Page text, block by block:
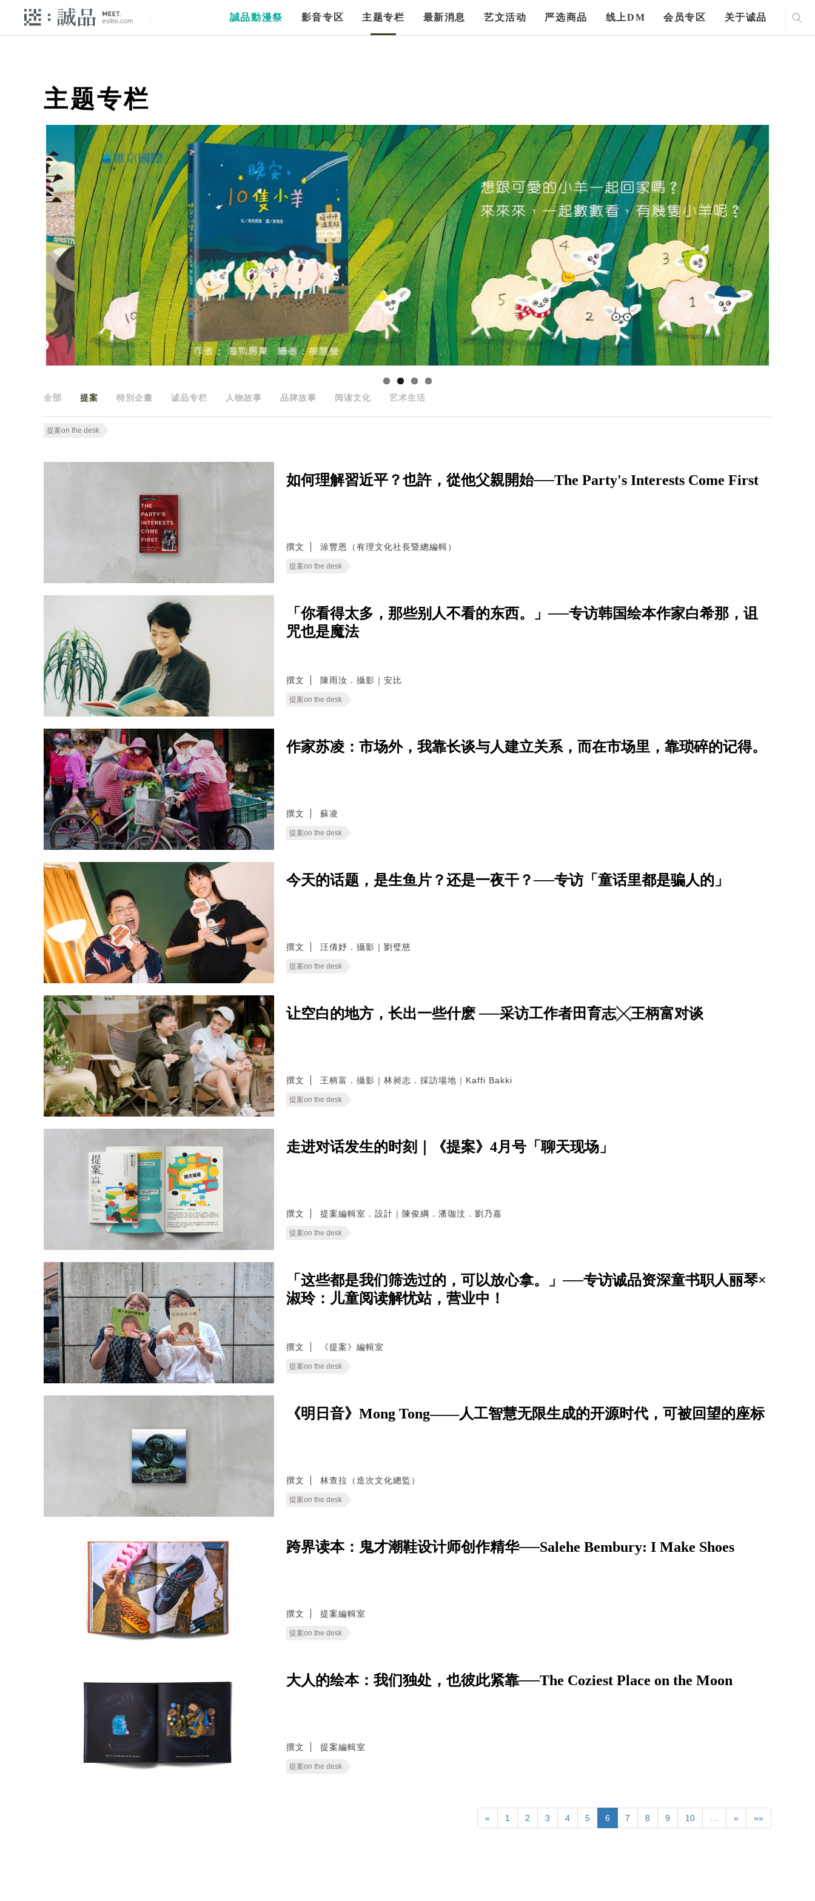
誠品動漫祭 影音专区 主题专栏 最新消息 艺文活动 严选商品 线上DM 会员专区 关于诚品
主题专栏
全部 提案 特別企畫 诚品专栏 人物故事 品牌故事 阅读文化 艺术生活
提案on the desk
如何理解習近平？也許，從他父親開始──The Party's Interests Come First
撰文 涂豐恩（有理文化社長暨總編輯）
提案on the desk
「你看得太多，那些别人不看的东西。」──专访韩国绘本作家白希那，诅
咒也是魔法
撰文 陳雨汝．攝影｜安比
提案on the desk
作家苏凌：市场外，我靠长谈与人建立关系，而在市场里，靠琐碎的记得。
撰文 蘇凌
提案on the desk
今天的话题，是生鱼片？还是一夜干？──专访「童话里都是骗人的」
撰文 汪倩妤．攝影｜劉璧慈
提案on the desk
让空白的地方，长出一些什麽 ──采访工作者田育志╳王柄富对谈
撰文 王柄富．攝影｜林昶志．採訪場地｜Kaffi Bakki
提案on the desk
走进对话发生的时刻｜《提案》4月号「聊天现场」
撰文 提案編輯室．設計｜陳俊綱．潘珈汶．劉乃嘉
提案on the desk
「这些都是我们筛选过的，可以放心拿。」──专访诚品资深童书职人丽琴×
淑玲：儿童阅读解忧站，营业中！
撰文 《提案》編輯室
提案on the desk
《明日音》Mong Tong——人工智慧无限生成的开源时代，可被回望的座标
撰文 林查拉（造次文化總監）
提案on the desk
跨界读本：鬼才潮鞋设计师创作精华──Salehe Bembury: I Make Shoes
撰文 提案編輯室
提案on the desk
大人的绘本：我们独处，也彼此紧靠──The Coziest Place on the Moon
撰文 提案編輯室
提案on the desk
« 1 2 3 4 5 6 7 8 9 10 … » »»